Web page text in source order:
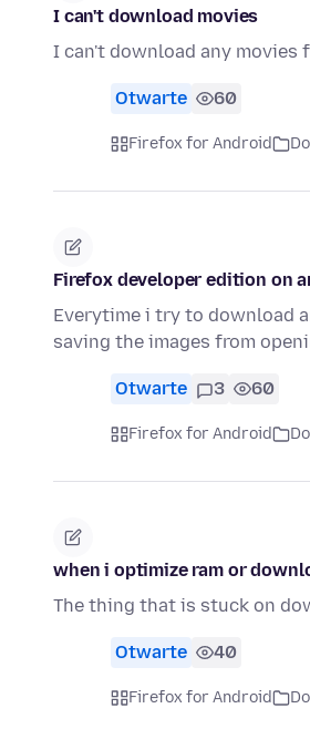
I can't download movies
I can't download any movies
Otwarte 60
Firefox for Android
Firefox developer edition on
Everytime i try to download
saving the images from
Otwarte 3 60
Firefox for Android
when i optimize ram or
The thing that is stuck on
Otwarte 40
Firefox for Android